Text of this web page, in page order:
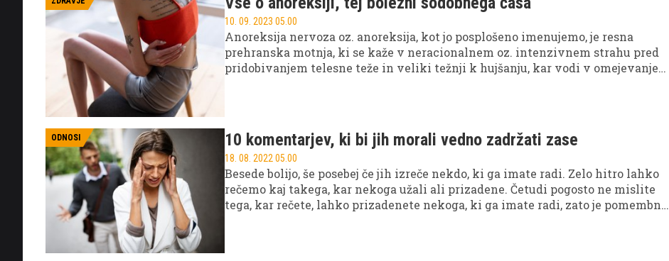
10. 09. 2023 05.00
Anoreksija nervoza oz. anoreksija, kot jo posplošeno imenujemo, je resna
prehranska motnja, ki se kaže v neracionalnem oz. intenzivnem strahu pred
pridobivanjem telesne teže in veliki težnji k hujšanju, kar vodi v omejevanje
vpliva na fizično, čustveno in socialno dobrobit posameznika.
ODNOSI 10 komentarjev, ki bi jih morali vedno zadržati zase
18. 08. 2022 05.00
Besede bolijo, še posebej če jih izreče nekdo, ki ga imate radi. Zelo hitro lahko
rečemo kaj takega, kar nekoga užali ali prizadene. Četudi pogosto ne mislite
tega, kar rečete, lahko prizadenete nekoga, ki ga imate radi, zato je pomembno,